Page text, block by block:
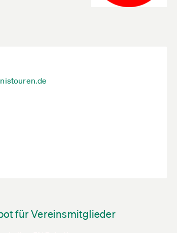
für Vereinsmitglieder